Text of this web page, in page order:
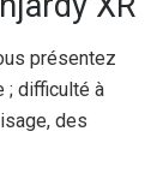
présentez
; difficulté à
des